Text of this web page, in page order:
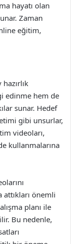
hayatı olan
Zaman
eğitim,
edinme hem de
sunar. Hedef
gibi unsurlar,
videoları,
kullanmalarına
önemli
planı ile
Bu nedenle,